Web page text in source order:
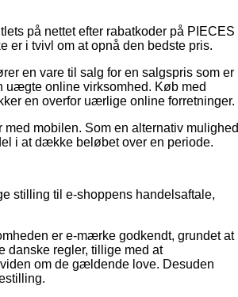
på nettet efter rabatkoder på PIECES
er i tvivl om at opnå den bedste pris.
en vare til salg for en salgspris som er
uægte online virksomhed. Køb med
en overfor uærlige online forretninger.
mobilen. Som en alternativ mulighed
i at dække beløbet over en periode.
stilling til e-shoppens handelsaftale,
er e-mærke godkendt, grundet at
danske regler, tillige med at
om de gældende love. Desuden